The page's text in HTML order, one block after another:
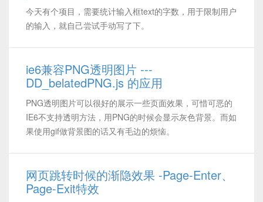
今天有个项目，需要统计输入框text的字数，用于限制用户
的输入，就自己尝试手动写了下。
ie6兼容PNG透明图片 ---
DD_belatedPNG.js 的应用
PNG透明图片可以很好的展示一些页面效果，可惜可恶的
IE6不支持透明方法，用PNG的时候会显示灰色背景。而如
果使用gif做背景图的话又有毛边的烦恼。
网页跳转时候的渐隐效果 -Page-Enter、
Page-Exit特效